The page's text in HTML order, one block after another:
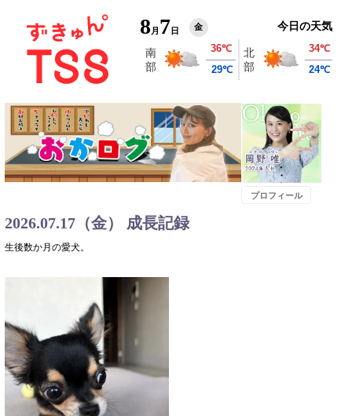
8 月 7 日 金 今日の天気
プロフィール
2026.07.17（金） 成長記録
生後数か月の愛犬。